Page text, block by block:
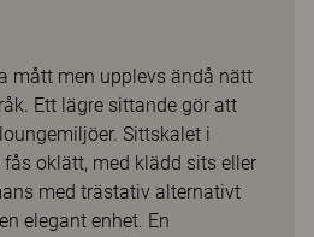
mått men upplevs ändå nätt
Ett lägre sittande gör att
Sittskalet i
oklätt, med klädd sits eller
med trästativ alternativt
elegant enhet. En